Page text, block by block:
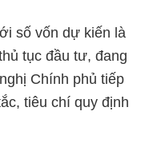
số vốn dự kiến là
tục đầu tư, đang
Chính phủ tiếp
tiêu chí quy định